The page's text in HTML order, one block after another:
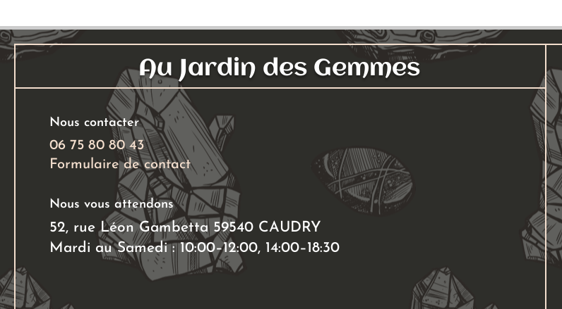
Au Jardin des Gemmes
Nous contacter
06 75 80 80 43
Formulaire de contact
Nous vous attendons
52, rue Léon Gambetta 59540 CAUDRY
Mardi au Samedi : 10:00–12:00, 14:00–18:30